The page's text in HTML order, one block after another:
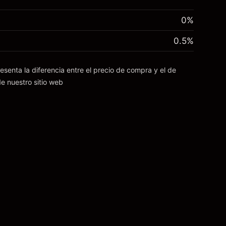
0%
0.5%
la diferencia entre el precio de compra y el de
nuestro sitio web